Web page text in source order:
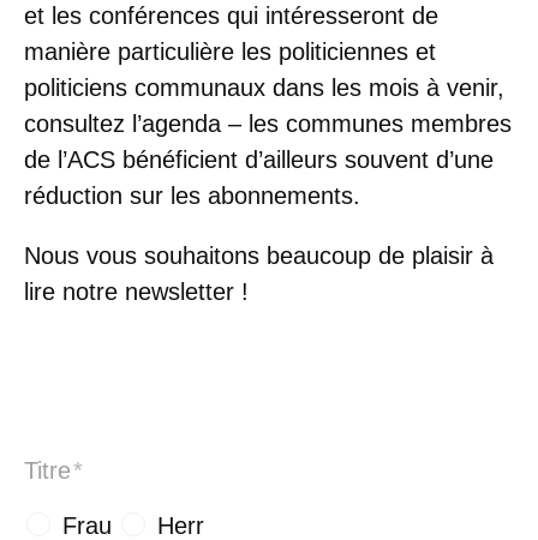
et les conférences qui intéresseront de
manière particulière les politiciennes et
politiciens communaux dans les mois à venir,
consultez l’agenda – les communes membres
de l’ACS bénéficient d’ailleurs souvent d’une
réduction sur les abonnements.
Nous vous souhaitons beaucoup de plaisir à
lire notre newsletter !
Titre*
Frau Herr